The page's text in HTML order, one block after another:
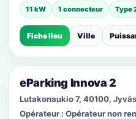
11 kW 1 connecteur Type
Fiche lieu Ville
eParking Innova 2
Lutakonaukio 7, 40100,
Opérateur : Opérateur non